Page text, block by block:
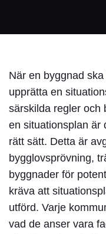
När en byggnad
upprätta en
särskilda regler och
en situationsplan är
rätt sätt. Detta är
bygglovsprövning,
byggnader för
kräva att
utförd. Varje
vad de anser vara